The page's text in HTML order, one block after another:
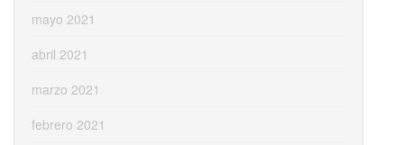
mayo 2021
abril 2021
marzo 2021
febrero 2021